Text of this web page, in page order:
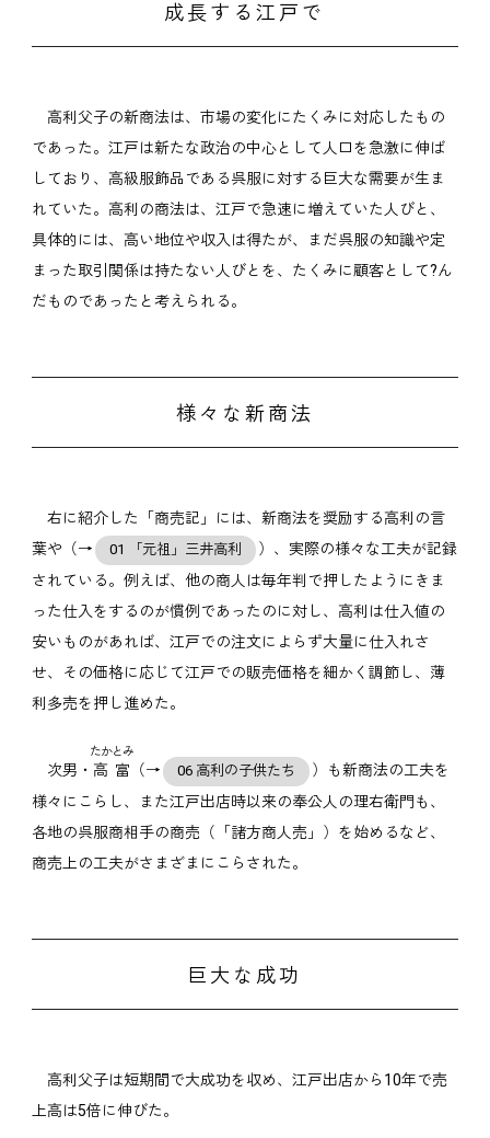
成長する江戸で
高利父子の新商法は、市場の変化にたくみに対応したもの
であった。江戸は新たな政治の中心として人口を急激に伸ば
しており、高級服飾品である呉服に対する巨大な需要が生ま
れていた。高利の商法は、江戸で急速に増えていた人びと、
具体的には、高い地位や収入は得たが、まだ呉服の知識や定
まった取引関係は持たない人びとを、たくみに顧客として?ん
だものであったと考えられる。
様々な新商法
右に紹介した「商売記」には、新商法を奨励する高利の言
葉や（→
01 「元祖」三井高利
）、実際の様々な工夫が記録
されている。例えば、他の商人は毎年判で押したようにきま
った仕入をするのが慣例であったのに対し、高利は仕入値の
安いものがあれば、江戸での注文によらず大量に仕入れさ
せ、その価格に応じて江戸での販売価格を細かく調節し、薄
利多売を押し進めた。
次男・ 高富
たかとみ
（→ 06 高利の子供たち
）も新商法の工夫を
様々にこらし、また江戸出店時以来の奉公人の理右衛門も、
各地の呉服商相手の商売（「諸方商人売」）を始めるなど、
商売上の工夫がさまざまにこらされた。
巨大な成功
高利父子は短期間で大成功を収め、江戸出店から10年で売
上高は5倍に伸びた。